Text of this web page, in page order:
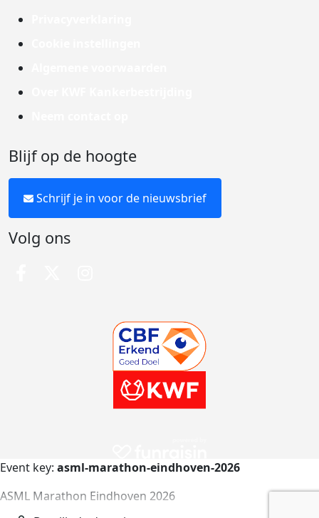
Blijf op de hoogte
Schrijf je in voor de nieuwsbrief
Volg ons
Event key: asml-marathon-eindhoven-2026
ASML Marathon Eindhoven 2026